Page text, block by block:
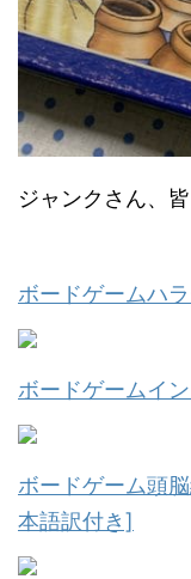
ジャンクさん、
ボードゲームハ
ボードゲームイ
ボードゲーム頭
本語訳付き]